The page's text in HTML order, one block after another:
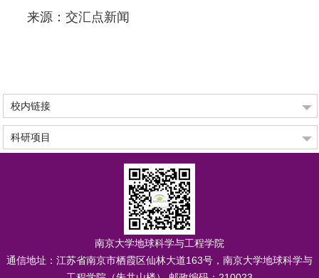
来源：交汇点新闻
校内链接
科研项目
南京大学地球科学与工程学院
通信地址： 江苏省南京市栖霞区仙林大道163号，南京大学地球科学与